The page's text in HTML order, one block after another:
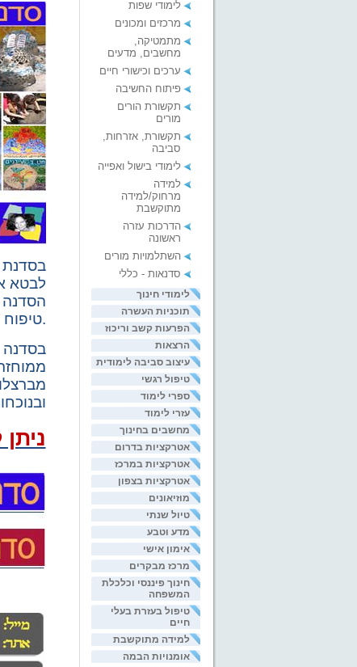
לימודי שפות
מרכזים ומכונים
מתמטיקה,
מחשבים, מדעים
ערכים וכישורי חיים
פיתוח החשיבה
תקשורת הורים
מורים
תקשורת, אזרחות,
סביבה
לימודי בישול ואפייה
למידה
מרחוק/למידה
מתוקשבת
הדרכות עזרה
ראשונה
השתלמויות מורים
סדנאות - כללי
לימודי חינוך
תוכניות העשרה
הפרעות קשב וריכוז
הרצאות
עיצוב סביבה לימודית
טיפול רגשי
ספרי לימוד
עזרי לימוד
מחשבים בחינוך
אטרקציות בדרום
אטרקציות במרכז
אטרקציות בצפון
מוזיאונים
טיול שנתי
מדע וטבע
אימון אישי
מרכז מבקרים
חינוך פיננסי וכלכלת
המשפחה
טיפול בעזרת בעלי
חיים
למידה מתוקשבת
אומנויות הבמה
בסדנת
לבטא
הסדנה
טיפוח ושיפור חזות הסביבה, ונושא המיחזור.
בסדנה